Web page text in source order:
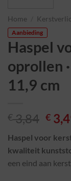
Home
Aanbieding
Haspel
oprollen
11,9 cm
€3,84 €
Haspel voor
kwaliteit
een eind aan